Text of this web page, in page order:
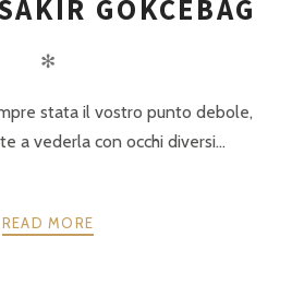
GÖKCEBAG
✻
stata il vostro punto debole,
a vederla con occhi diversi…
READ MORE